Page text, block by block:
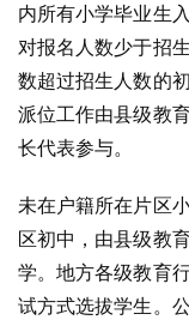
内所有小学毕业生
对报名人数少于招
数超过招生人数的
派位工作由县级教
长代表参与。
未在户籍所在片区
区初中，由县级教
学。地方各级教育
试方式选拔学生。